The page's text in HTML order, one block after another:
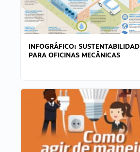
INFOGRÁFICO:
PARA OFICINAS MECÂNICAS